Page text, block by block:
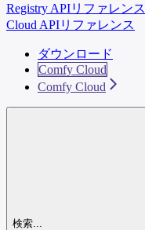
Registry APIリファレンス
Cloud APIリファレンス
ダウンロード
Comfy Cloud
Comfy Cloud
検索...